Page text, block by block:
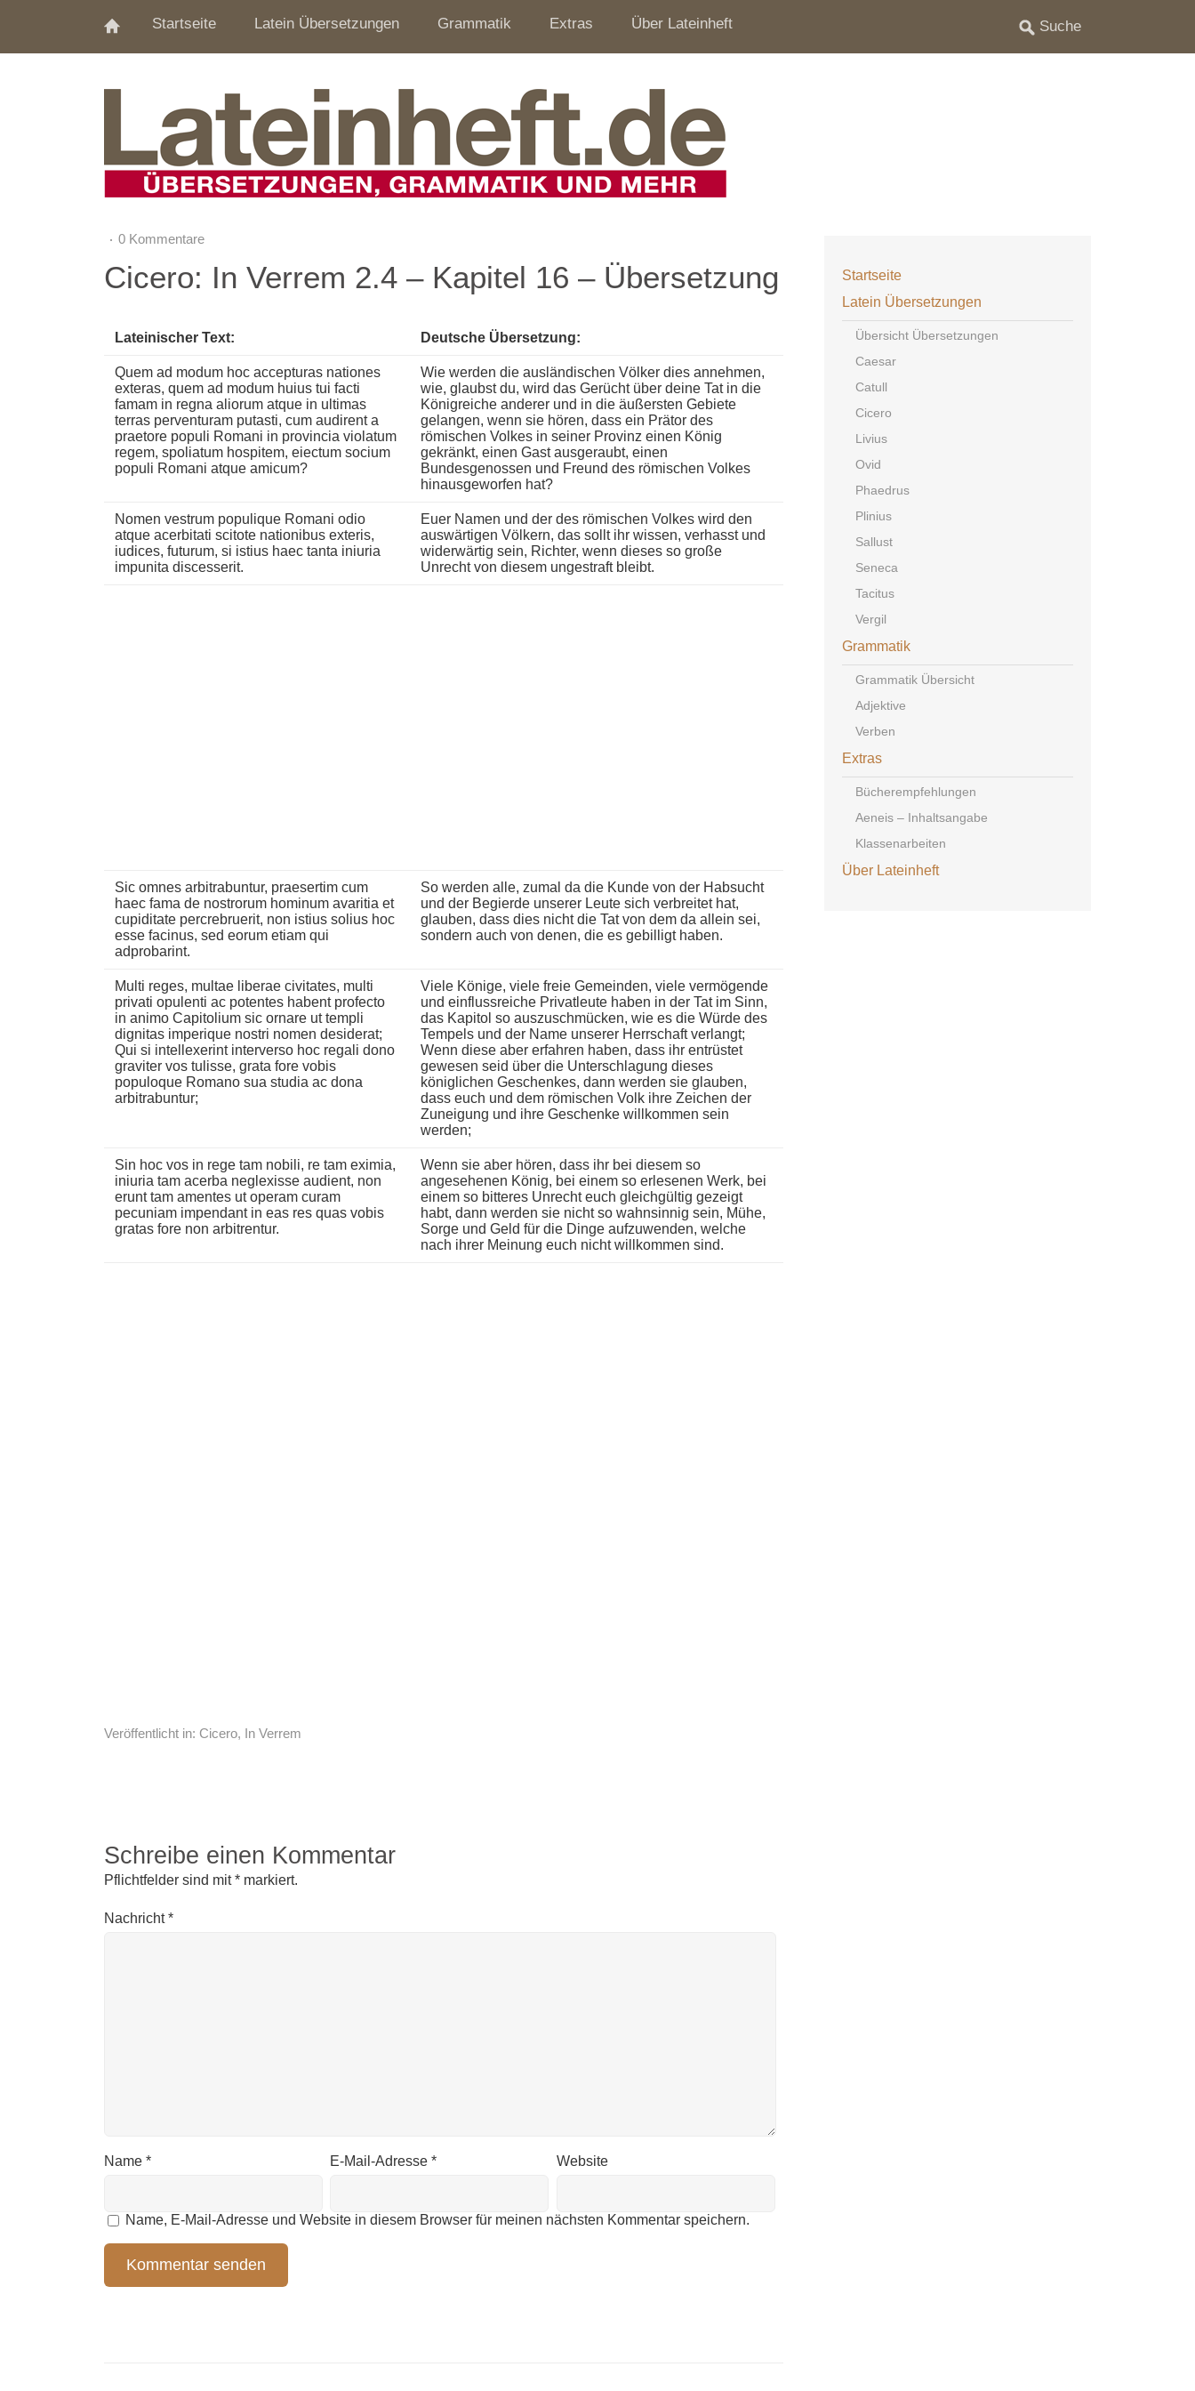
Startseite Latein Übersetzungen Grammatik Extras Über Lateinheft
0 Kommentare
Cicero: In Verrem 2.4 – Kapitel 16 – Übersetzung
Lateinischer Text: Deutsche Übersetzung:
Quem ad modum hoc accepturas nationes
exteras, quem ad modum huius tui facti
famam in regna aliorum atque in ultimas
terras perventuram putasti, cum audirent a
praetore populi Romani in provincia violatum
regem, spoliatum hospitem, eiectum socium
populi Romani atque amicum?
Wie werden die ausländischen Völker dies annehmen,
wie, glaubst du, wird das Gerücht über deine Tat in die
Königreiche anderer und in die äußersten Gebiete
gelangen, wenn sie hören, dass ein Prätor des
römischen Volkes in seiner Provinz einen König
gekränkt, einen Gast ausgeraubt, einen
Bundesgenossen und Freund des römischen Volkes
hinausgeworfen hat?
Nomen vestrum populique Romani odio
atque acerbitati scitote nationibus exteris,
iudices, futurum, si istius haec tanta iniuria
impunita discesserit.
Euer Namen und der des römischen Volkes wird den
auswärtigen Völkern, das sollt ihr wissen, verhasst und
widerwärtig sein, Richter, wenn dieses so große
Unrecht von diesem ungestraft bleibt.
Sic omnes arbitrabuntur, praesertim cum
haec fama de nostrorum hominum avaritia et
cupiditate percrebruerit, non istius solius hoc
esse facinus, sed eorum etiam qui
adprobarint.
So werden alle, zumal da die Kunde von der Habsucht
und der Begierde unserer Leute sich verbreitet hat,
glauben, dass dies nicht die Tat von dem da allein sei,
sondern auch von denen, die es gebilligt haben.
Multi reges, multae liberae civitates, multi
privati opulenti ac potentes habent profecto
in animo Capitolium sic ornare ut templi
dignitas imperique nostri nomen desiderat;
Qui si intellexerint interverso hoc regali dono
graviter vos tulisse, grata fore vobis
populoque Romano sua studia ac dona
arbitrabuntur;
Viele Könige, viele freie Gemeinden, viele vermögende
und einflussreiche Privatleute haben in der Tat im Sinn,
das Kapitol so auszuschmücken, wie es die Würde des
Tempels und der Name unserer Herrschaft verlangt;
Wenn diese aber erfahren haben, dass ihr entrüstet
gewesen seid über die Unterschlagung dieses
königlichen Geschenkes, dann werden sie glauben,
dass euch und dem römischen Volk ihre Zeichen der
Zuneigung und ihre Geschenke willkommen sein
werden;
Sin hoc vos in rege tam nobili, re tam eximia,
iniuria tam acerba neglexisse audient, non
erunt tam amentes ut operam curam
pecuniam impendant in eas res quas vobis
gratas fore non arbitrentur.
Wenn sie aber hören, dass ihr bei diesem so
angesehenen König, bei einem so erlesenen Werk, bei
einem so bitteres Unrecht euch gleichgültig gezeigt
habt, dann werden sie nicht so wahnsinnig sein, Mühe,
Sorge und Geld für die Dinge aufzuwenden, welche
nach ihrer Meinung euch nicht willkommen sind.
Veröffentlicht in: Cicero, In Verrem
Schreibe einen Kommentar
Pflichtfelder sind mit* markiert.
Nachricht*
Name * E-Mail-Adresse* Website
Name, E-Mail-Adresse und Website in diesem Browser für meinen nächsten Kommentar speichern.
Startseite
Latein Übersetzungen
Übersicht Übersetzungen
Caesar
Catull
Cicero
Livius
Ovid
Phaedrus
Plinius
Sallust
Seneca
Tacitus
Vergil
Grammatik
Grammatik Übersicht
Adjektive
Verben
Extras
Bücherempfehlungen
Aeneis – Inhaltsangabe
Klassenarbeiten
Über Lateinheft